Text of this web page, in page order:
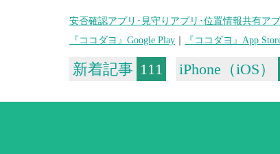
安否確認アプリ･見守りアプリ･位置情報共有ア
『ココダヨ』Google Play
『ココダヨ』App
新着記事 111 iPhone（iOS）